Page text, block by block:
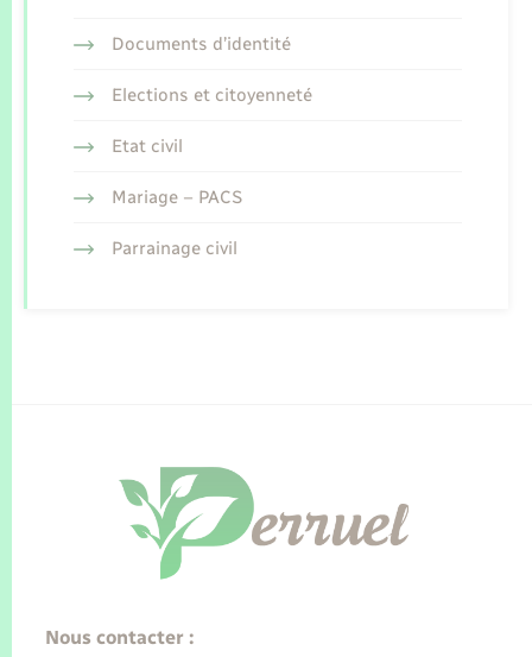
Documents d’identité
Elections et citoyenneté
Etat civil
Mariage – PACS
Parrainage civil
Nous contacter :